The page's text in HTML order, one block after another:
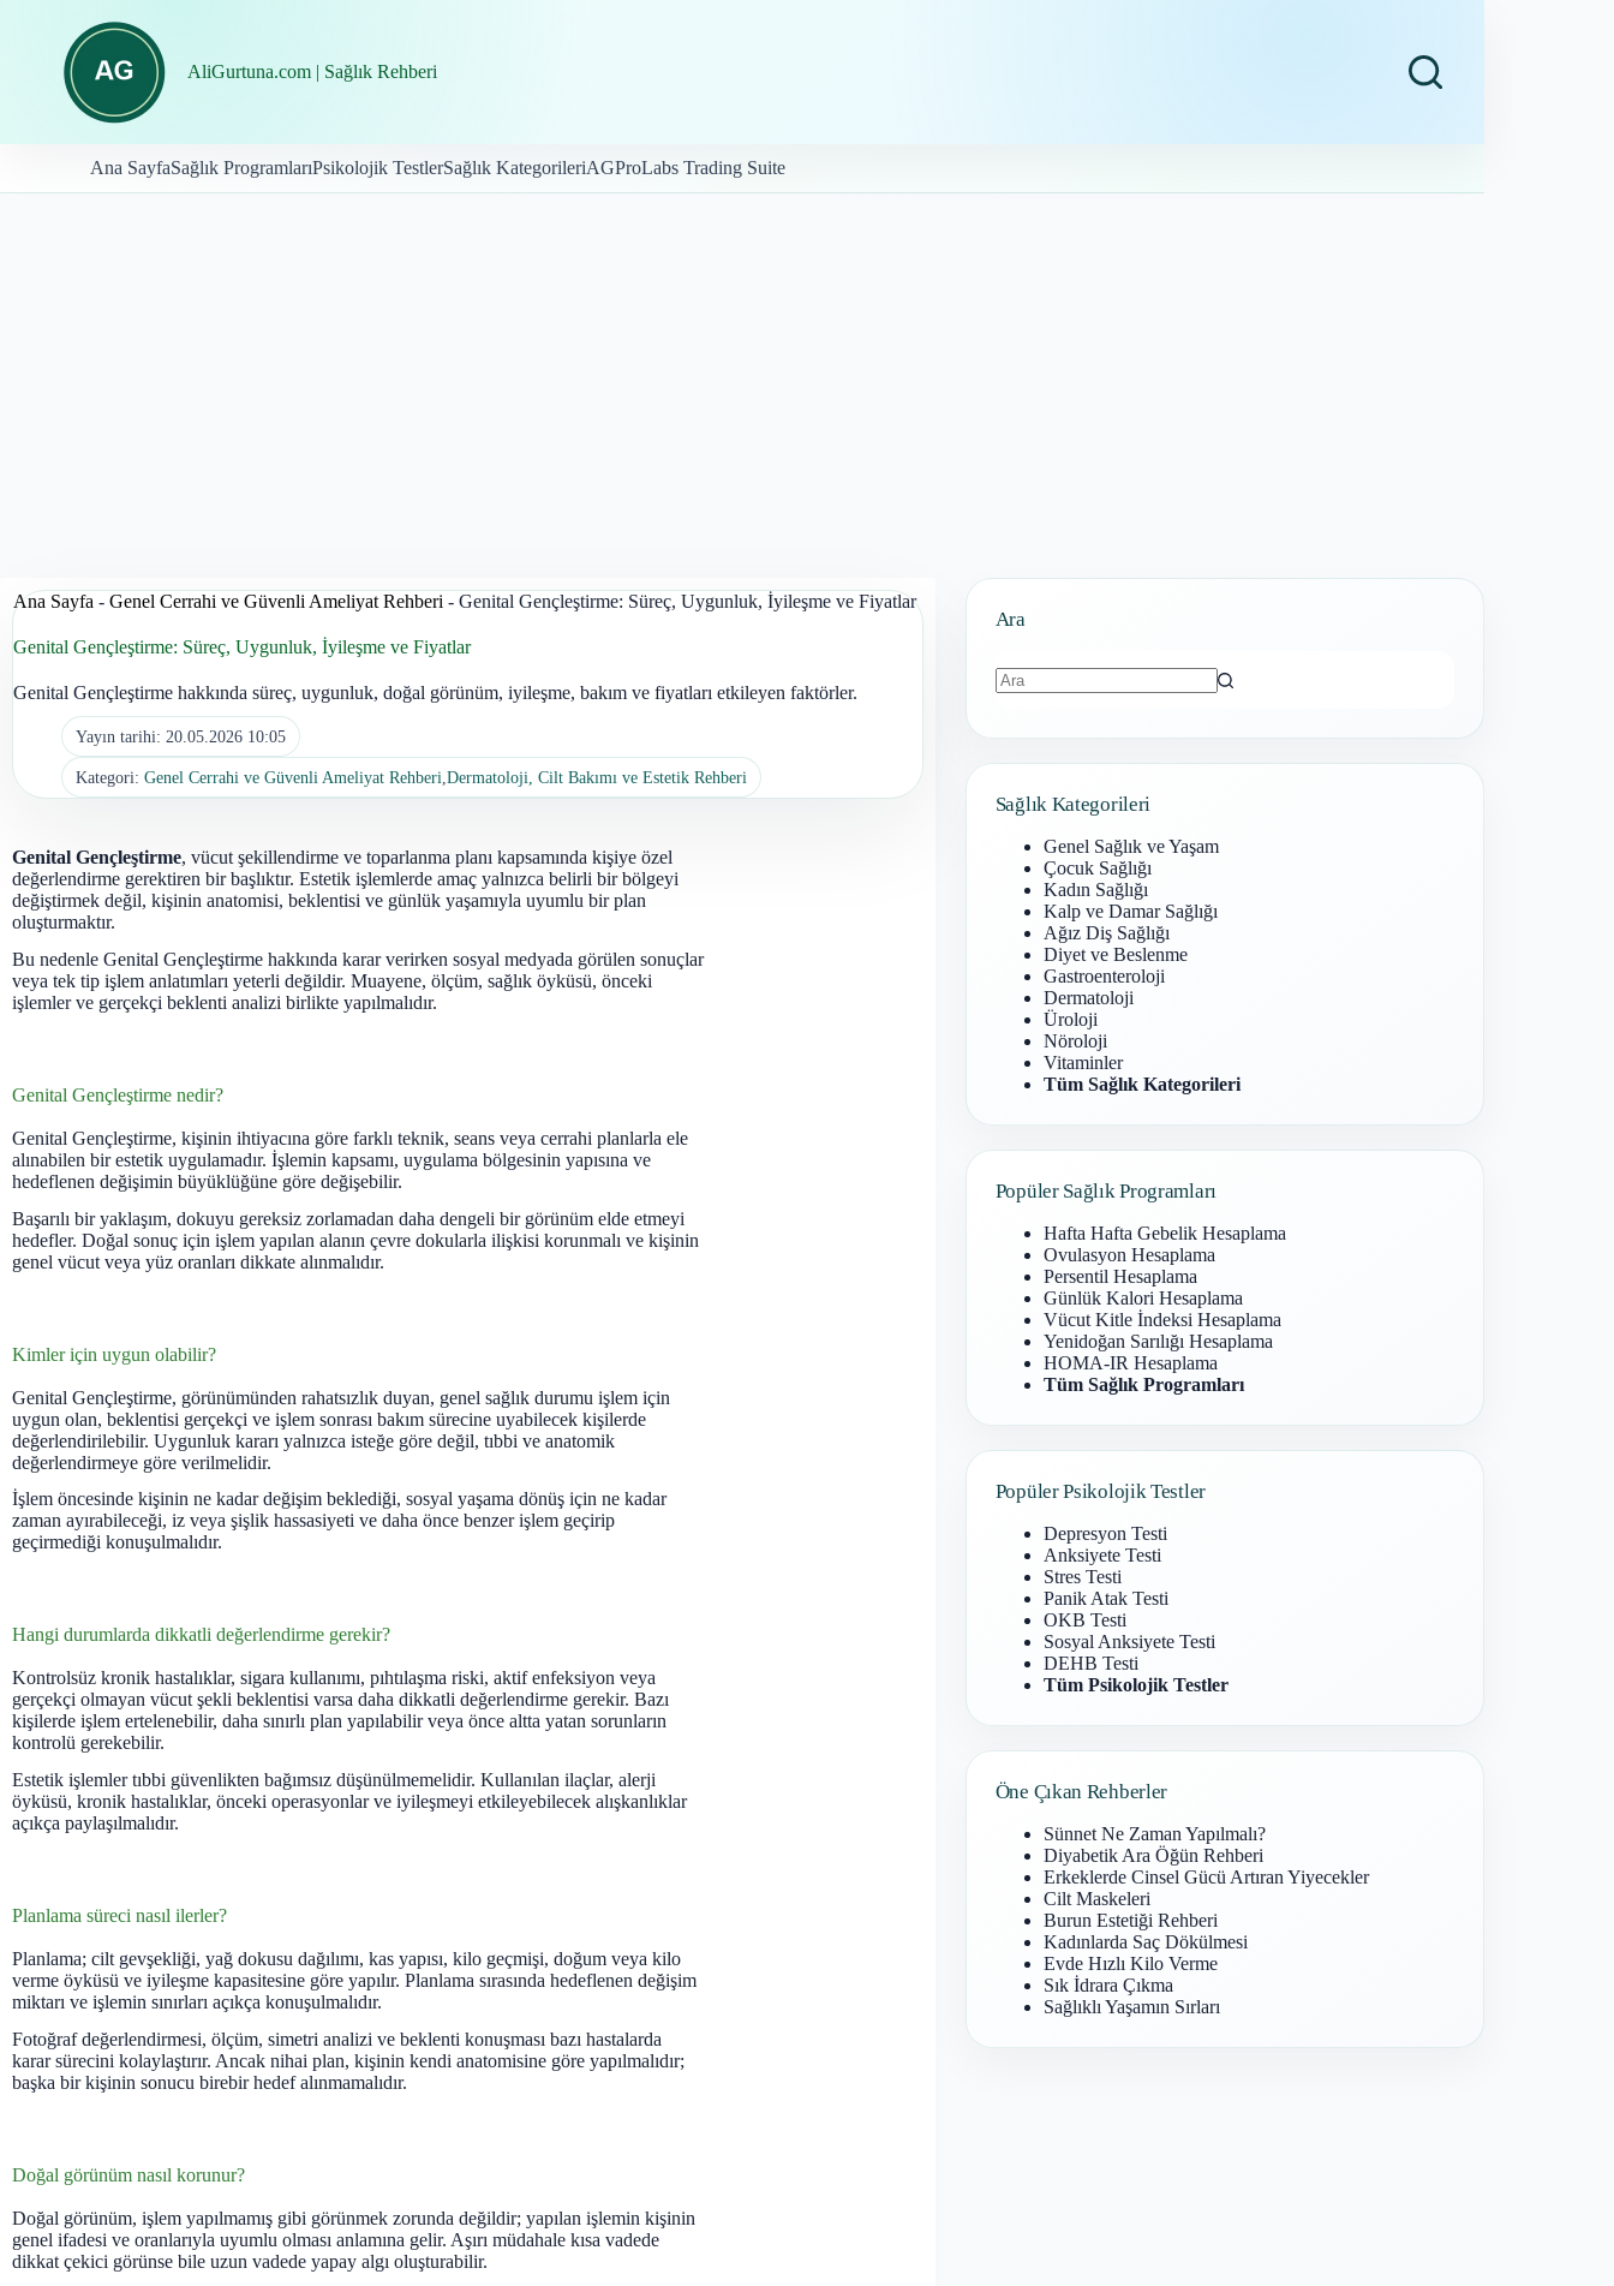
AliGurtuna.com | Sağlık Rehberi
Ana SayfaSağlık ProgramlarıPsikolojik TestlerSağlık KategorileriAGProLabs Trading Suite
Ana Sayfa - Genel Cerrahi ve Güvenli Ameliyat Rehberi - Genital Gençleştirme: Süreç, Uygunluk, İyileşme ve Fiyatlar
Genital Gençleştirme: Süreç, Uygunluk, İyileşme ve Fiyatlar
Genital Gençleştirme hakkında süreç, uygunluk, doğal görünüm, iyileşme, bakım ve fiyatları etkileyen faktörler.
Yayın tarihi: 20.05.2026 10:05
Kategori: Genel Cerrahi ve Güvenli Ameliyat Rehberi Dermatoloji, Cilt Bakımı ve Estetik Rehberi
Genital Gençleştirme, vücut şekillendirme ve toparlanma planı kapsamında kişiye özel
değerlendirme gerektiren bir başlıktır. Estetik işlemlerde amaç yalnızca belirli bir bölgeyi
değiştirmek değil, kişinin anatomisi, beklentisi ve günlük yaşamıyla uyumlu bir plan
oluşturmaktır.
Bu nedenle Genital Gençleştirme hakkında karar verirken sosyal medyada görülen sonuçlar
veya tek tip işlem anlatımları yeterli değildir. Muayene, ölçüm, sağlık öyküsü, önceki
işlemler ve gerçekçi beklenti analizi birlikte yapılmalıdır.
Genital Gençleştirme nedir?
Genital Gençleştirme, kişinin ihtiyacına göre farklı teknik, seans veya cerrahi planlarla ele
alınabilen bir estetik uygulamadır. İşlemin kapsamı, uygulama bölgesinin yapısına ve
hedeflenen değişimin büyüklüğüne göre değişebilir.
Başarılı bir yaklaşım, dokuyu gereksiz zorlamadan daha dengeli bir görünüm elde etmeyi
hedefler. Doğal sonuç için işlem yapılan alanın çevre dokularla ilişkisi korunmalı ve kişinin
genel vücut veya yüz oranları dikkate alınmalıdır.
Kimler için uygun olabilir?
Genital Gençleştirme, görünümünden rahatsızlık duyan, genel sağlık durumu işlem için
uygun olan, beklentisi gerçekçi ve işlem sonrası bakım sürecine uyabilecek kişilerde
değerlendirilebilir. Uygunluk kararı yalnızca isteğe göre değil, tıbbi ve anatomik
değerlendirmeye göre verilmelidir.
İşlem öncesinde kişinin ne kadar değişim beklediği, sosyal yaşama dönüş için ne kadar
zaman ayırabileceği, iz veya şişlik hassasiyeti ve daha önce benzer işlem geçirip
geçirmediği konuşulmalıdır.
Hangi durumlarda dikkatli değerlendirme gerekir?
Kontrolsüz kronik hastalıklar, sigara kullanımı, pıhtılaşma riski, aktif enfeksiyon veya
gerçekçi olmayan vücut şekli beklentisi varsa daha dikkatli değerlendirme gerekir. Bazı
kişilerde işlem ertelenebilir, daha sınırlı plan yapılabilir veya önce altta yatan sorunların
kontrolü gerekebilir.
Estetik işlemler tıbbi güvenlikten bağımsız düşünülmemelidir. Kullanılan ilaçlar, alerji
öyküsü, kronik hastalıklar, önceki operasyonlar ve iyileşmeyi etkileyebilecek alışkanlıklar
açıkça paylaşılmalıdır.
Planlama süreci nasıl ilerler?
Planlama; cilt gevşekliği, yağ dokusu dağılımı, kas yapısı, kilo geçmişi, doğum veya kilo
verme öyküsü ve iyileşme kapasitesine göre yapılır. Planlama sırasında hedeflenen değişim
miktarı ve işlemin sınırları açıkça konuşulmalıdır.
Fotoğraf değerlendirmesi, ölçüm, simetri analizi ve beklenti konuşması bazı hastalarda
karar sürecini kolaylaştırır. Ancak nihai plan, kişinin kendi anatomisine göre yapılmalıdır;
başka bir kişinin sonucu birebir hedef alınmamalıdır.
Doğal görünüm nasıl korunur?
Doğal görünüm, işlem yapılmamış gibi görünmek zorunda değildir; yapılan işlemin kişinin
genel ifadesi ve oranlarıyla uyumlu olması anlamına gelir. Aşırı müdahale kısa vadede
dikkat çekici görünse bile uzun vadede yapay algı oluşturabilir.
Ara
bulunamadı
Sağlık Kategorileri
Genel Sağlık ve Yaşam
Çocuk Sağlığı
Kadın Sağlığı
Kalp ve Damar Sağlığı
Ağız Diş Sağlığı
Diyet ve Beslenme
Gastroenteroloji
Dermatoloji
Üroloji
Nöroloji
Vitaminler
Tüm Sağlık Kategorileri
Popüler Sağlık Programları
Hafta Hafta Gebelik Hesaplama
Ovulasyon Hesaplama
Persentil Hesaplama
Günlük Kalori Hesaplama
Vücut Kitle İndeksi Hesaplama
Yenidoğan Sarılığı Hesaplama
HOMA-IR Hesaplama
Tüm Sağlık Programları
Popüler Psikolojik Testler
Depresyon Testi
Anksiyete Testi
Stres Testi
Panik Atak Testi
OKB Testi
Sosyal Anksiyete Testi
DEHB Testi
Tüm Psikolojik Testler
Öne Çıkan Rehberler
Sünnet Ne Zaman Yapılmalı?
Diyabetik Ara Öğün Rehberi
Erkeklerde Cinsel Gücü Artıran Yiyecekler
Cilt Maskeleri
Burun Estetiği Rehberi
Kadınlarda Saç Dökülmesi
Evde Hızlı Kilo Verme
Sık İdrara Çıkma
Sağlıklı Yaşamın Sırları